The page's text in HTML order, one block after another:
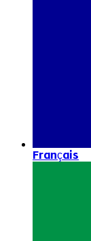
Français